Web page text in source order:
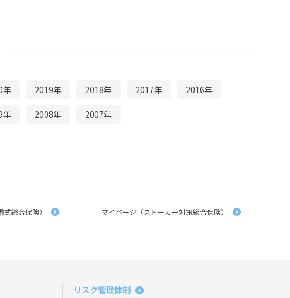
年 2019年 2018年 2017年 2016年
年 2008年 2007年
総合保険）
マイページ（ストーカー対策総合保険）
リスク管理体制